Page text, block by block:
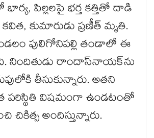
భార్య, పిల్లలపై భర్త కత్తితో దాడి
కుమారుడు ప్రణీత్‌ మృతి.
పులిగోనిపల్లి తండాలో ఈ
నిందితుడు రాందాస్‌నాయక్‌ను
తీసుకున్నారు. అతని
పరిస్థితి విషమంగా ఉండటంతో
చికిత్స అందిస్తున్నారు.